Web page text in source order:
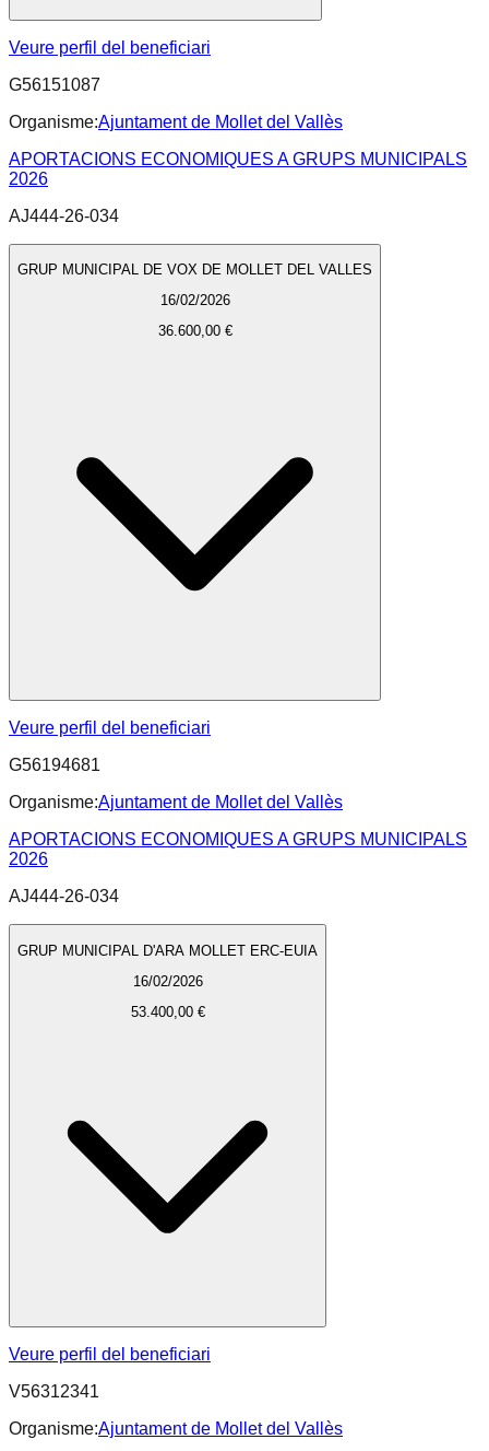
Veure perfil del beneficiari
G56151087
Organisme:Ajuntament de Mollet del Vallès
APORTACIONS ECONOMIQUES A GRUPS MUNICIPALS
2026
AJ444-26-034
GRUP MUNICIPAL DE VOX DE MOLLET DEL VALLES
16/02/2026
36.600,00 €
Veure perfil del beneficiari
G56194681
Organisme:Ajuntament de Mollet del Vallès
APORTACIONS ECONOMIQUES A GRUPS MUNICIPALS
2026
AJ444-26-034
GRUP MUNICIPAL D'ARA MOLLET ERC-EUIA
16/02/2026
53.400,00 €
Veure perfil del beneficiari
V56312341
Organisme:Ajuntament de Mollet del Vallès